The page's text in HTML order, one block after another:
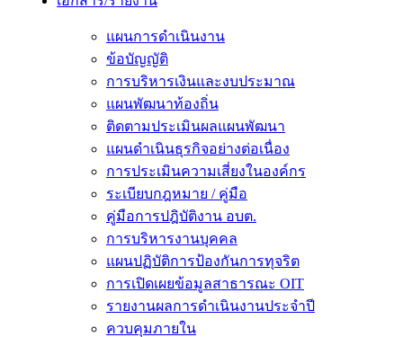
แผนการดำเนินงาน
ข้อบัญญัติ
การบริหารเงินและงบประมาณ
แผนพัฒนาท้องถิ่น
ติดตามประเมินผลแผนพัฒนา
แผนดำเนินธุรกิจอย่างต่อเนื่อง
การประเมินความเสี่ยงในองค์กร
ระเบียบกฎหมาย / คู่มือ
คู่มือการปฎิบัติงาน อบต.
การบริหารงานบุคคล
แผนปฏิบัติการป้องกันการทุจริต
การเปิดเผยข้อมูลสาธารณะ OIT
รายงานผลการดำเนินงานประจำปี
ควบคุมภายใน